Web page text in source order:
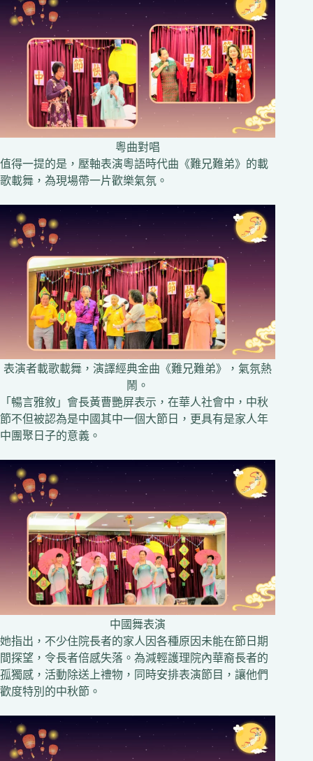
粵曲對唱
值得一提的是，壓軸表演粵語時代曲《難兄難弟》的載
歌載舞，為現場帶一片歡樂氣氛。
表演者載歌載舞，演譯經典金曲《難兄難弟》，氣氛熱
鬧。
「暢言雅敘」會長黃曹艷屏表示，在華人社會中，中秋
節不但被認為是中國其中一個大節日，更具有是家人年
中團聚日子的意義。
中國舞表演
她指出，不少住院長者的家人因各種原因未能在節日期
間探望，令長者倍感失落。為減輕護理院內華裔長者的
孤獨感，活動除送上禮物，同時安排表演節目，讓他們
歡度特別的中秋節。